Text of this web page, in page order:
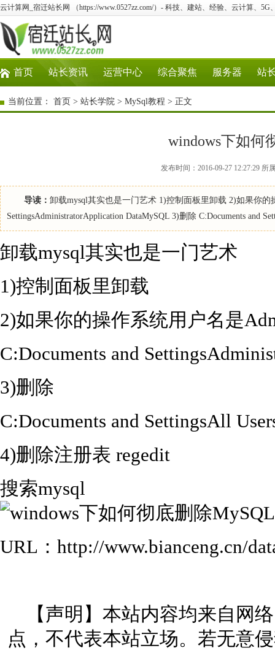
云计算网_宿迁站长网 （https://www.0527zz.com/）- 科技、建站、经验、云计算、5G
首页 站长资讯 运营中心 综合聚焦 服务器 站
当前位置： 首页 > 站长学院 > MySql教程 > 正文
windows下如何
发布时间：2016-09-27 12:27:29
导读： 卸载mysql其实也是一门艺术 1)控制面板里卸载 2)如果你的
SettingsAdministratorApplication DataMySQL 3)删除 C:Documents and
卸载mysql其实也是一门艺术
1)控制面板里卸载
2)如果你的操作系统用户名是
C:Documents and
3)删除
C:Documents and SettingsAll
4)删除注册表 regedit
搜索mysql
URL：http://www.bianceng.cn/
【声明】本站内容均来自网
点，不代表本站立场。若无意